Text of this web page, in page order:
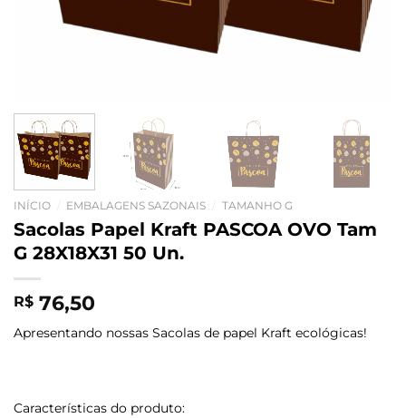
INÍCIO EMBALAGENS SAZONAIS TAMANHO G
Sacolas Papel Kraft PASCOA OVO Tam
G 28X18X31 50 Un.
R$ 76,50
Apresentando nossas Sacolas de papel Kraft ecológicas!
Características do produto: